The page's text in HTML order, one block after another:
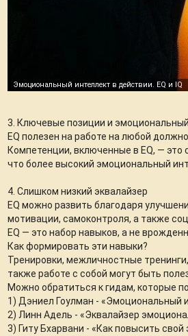
3. Ключевые позиции и
EQ полезен на работе на любой
Компетенции, включенные в EQ, — это
что более высокий эмоциональный
4. Слишком низкий эквалайзер
EQ можно развить благодаря
мотивации, самоконтроля, а также
EQ — это набор навыков, а не
Как формировать эти навыки?
Тренировки, межличностные
также работе с собой могут быть
Можно обратиться к гидам, которые
1) Дэниел Гоулман - «Эмоциональный
2) Линн Адель - «Эквалайзер
3) Гиту Бхарвани - «Как повысить